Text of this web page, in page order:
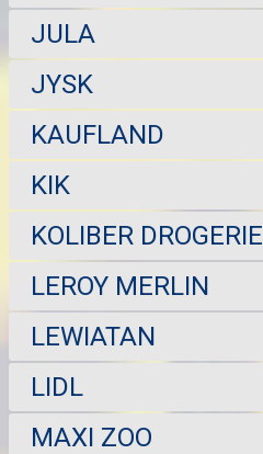
JULA
JYSK
KAUFLAND
KIK
KOLIBER DROGERIE
LEROY MERLIN
LEWIATAN
LIDL
MAXI ZOO